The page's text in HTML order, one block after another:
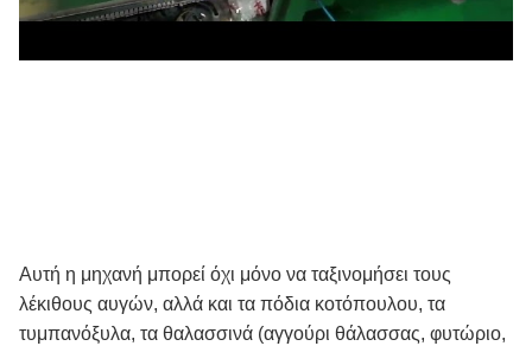
Αυτή η μηχανή μπορεί όχι μόνο να ταξινομήσει τους
λέκιθους αυγών, αλλά και τα πόδια κοτόπουλου, τα
τυμπανόξυλα, τα θαλασσινά (αγγούρι θάλασσας, φυτώριο,